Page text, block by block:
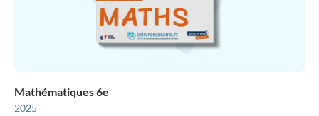
Mathématiques 6e
2025